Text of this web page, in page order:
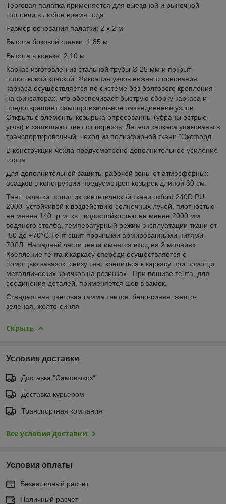
Торговая палатка применяется для выездной и рыночной
торговли в любое время года
Размер основания палатки: 2 x 2 м
Высота боковой стенки: 1,85 м
Высота в коньке: 2,10 м
Каркас изготовлен из стальной трубы Ø 25 мм и покрыт
порошковой краской. Фиксация узлов нижнего основания
каркаса осуществляется по системе без болтового крепления -
на фиксаторах, что обеспечивает быструю сборку каркаса и
предотвращает самопроизвольное разъединение узлов.
Открытые элементы козырька опресованны (убраны острые
углы) и защищают тент от порезов. Детали каркаса упакованы в
транспортировочный чехол из полиэфирной ткани "Оксфорд"
В конструкции чехла предусмотрено дополнительное усиление
торца.
Для дополнительной защиты рабочей зоны от атмосферных
осадков в конструкции предусмотрен козырек длиной 30 см.
Тент палатки пошит из синтетической ткани oxford 240D PU
2000 устойчивой к воздействию солнечных лучей, плотностью
не менее 140 гр.м. кв., водостойкостью не менее 2000 мм
водяного столба, температурный режим эксплуатации ткани от
-50 до +70°С.Тент сшит прочными армированными нитями
70ЛЛ. На задней части тента имеется вход на 2 молниях.
Крепление тента к каркасу спереди осуществляется с
помощью завязок, снизу тент крепиться к каркасу при помощи
металлических крючков на резинках.. При пошиве тента, для
соединения деталей, применяется шов в замок.
Стандартная цветовая гамма тентов: бело-синяя, желто-
зеленая, желто-синяя
Скрыть
Условия доставки
Доставка "Самовывоз"
Доставка курьером
Транспортная компания
Все условия доставки
Условия оплаты
Безналичный расчет
Наличный расчет